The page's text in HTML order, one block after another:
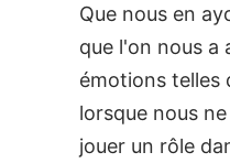
Que nous en
que l'on nous a
émotions telles
lorsque nous
jouer un rôle